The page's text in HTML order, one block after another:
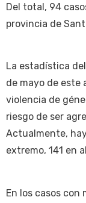
Del total, 94
provincia de
La estadística
de mayo de este
violencia de
riesgo de ser
Actualmente,
extremo, 141 en
En los casos con